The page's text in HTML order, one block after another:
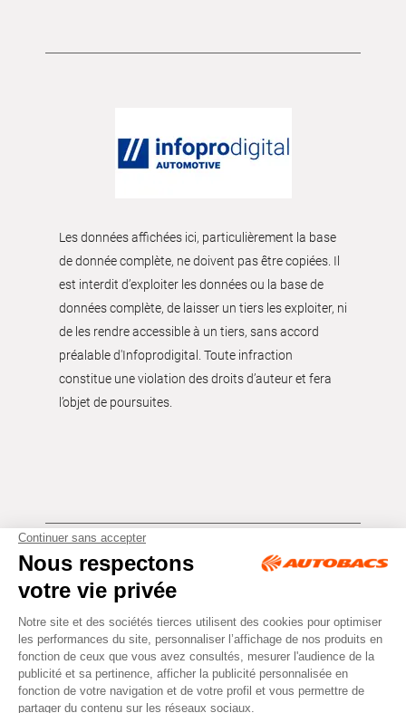
Les données affichées ici, particulièrement la base
de donnée complète, ne doivent pas être copiées. Il
est interdit d’exploiter les données ou la base de
données complète, de laisser un tiers les exploiter, ni
de les rendre accessible à un tiers, sans accord
préalable d'Infoprodigital. Toute infraction
constitue une violation des droits d’auteur et fera
l’objet de poursuites.
Tous droits réservés © Autobacs
Mentions légales RGPD
Cookies CGV